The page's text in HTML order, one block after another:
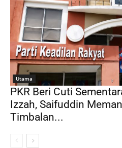
Utama
PKR Beri Cuti
Izzah, Saifuddin
Timbalan...